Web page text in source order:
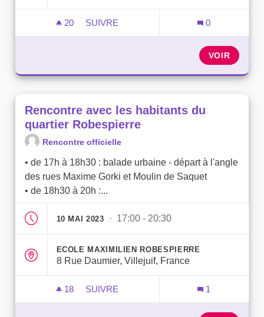
20 20 ABONNÉS
SUIVRE
0
VOIR
Rencontre avec les habitants du
quartier Robespierre
Rencontre officielle
• de 17h à 18h30 : balade urbaine - départ à l'angle
des rues Maxime Gorki et Moulin de Saquet
• de 18h30 à 20h :...
10 MAI 2023 · 17:00 - 20:30
ECOLE MAXIMILIEN ROBESPIERRE
8 Rue Daumier, Villejuif, France
18 18 ABONNÉS
SUIVRE
1